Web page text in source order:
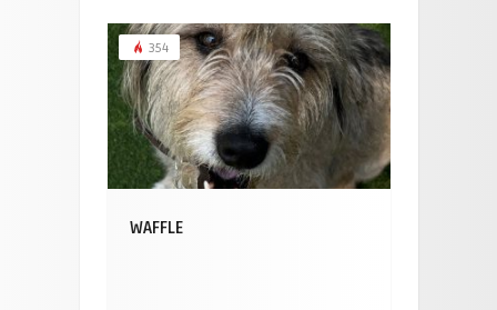
354
WAFFLE